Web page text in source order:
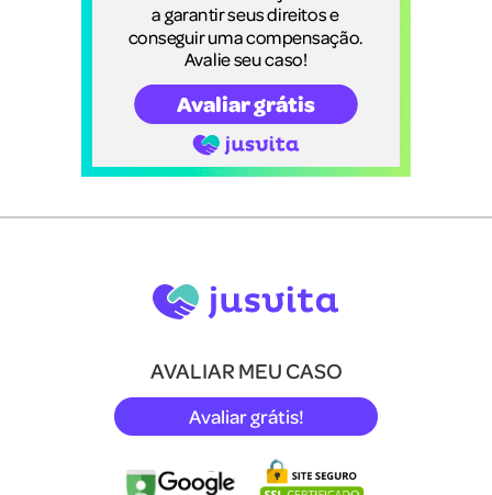
AVALIAR MEU CASO
Avaliar grátis!